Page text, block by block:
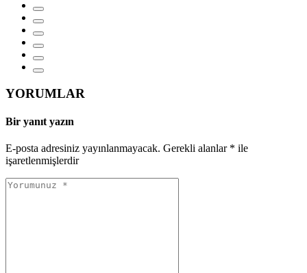
YORUMLAR
Bir yanıt yazın
E-posta adresiniz yayınlanmayacak. Gerekli alanlar * ile
işaretlenmişlerdir